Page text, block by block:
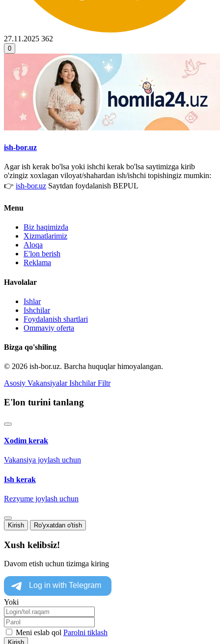
27.11.2025 362
0
ish-bor.uz
Agar ish kerak bo'lsa yoki ishchi kerak bo'lsa saytimizga kirib
o'zingiz xoxlagan viloyat/shahardan ish/ishchi topishingiz mumkin:
👉 ish-bor.uz Saytdan foydalanish BEPUL
Menu
Biz haqimizda
Xizmatlarimiz
Aloqa
E'lon berish
Reklama
Havolalar
Ishlar
Ishchilar
Foydalanish shartlari
Ommaviy oferta
Bizga qo'shiling
© 2026 ish-bor.uz. Barcha huquqlar himoyalangan.
Asosiy Vakansiyalar Ishchilar Filtr
E'lon turini tanlang
Xodim kerak
Vakansiya joylash uchun
Ish kerak
Rezyume joylash uchun
Kirish Ro'yxatdan o'tish
Xush kelibsiz!
Davom etish uchun tizimga kiring
Yoki
Meni eslab qol Parolni tiklash
Kirish